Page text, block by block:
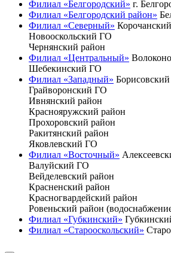
Филиал «Белгородский» г.
Филиал «Белгородский район»
Филиал «Северный»
Новооскольский ГО
Чернянский район
Филиал «Центральный»
Шебекинский ГО
Филиал «Западный»
Грайворонский ГО
Ивнянский район
Краснояружский район
Прохоровский район
Ракитянский район
Яковлевский ГО
Филиал «Восточный»
Валуйский ГО
Вейделевский район
Красненский район
Красногвардейский район
Ровеньский район
Филиал «Губкинский»
Филиал «Старооскольский»